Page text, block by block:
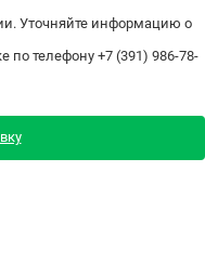
Уточняйте информацию о
по телефону +7 (391) 986-78-